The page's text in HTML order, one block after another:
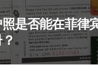
是否能在菲律